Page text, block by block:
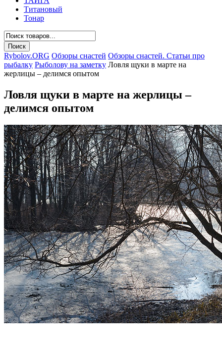
Титановый
Тонар
Rybolov.ORG Обзоры снастей Обзоры снастей. Статьи про
рыбалку Рыболову на заметку Ловля щуки в марте на
жерлицы – делимся опытом
Ловля щуки в марте на жерлицы –
делимся опытом